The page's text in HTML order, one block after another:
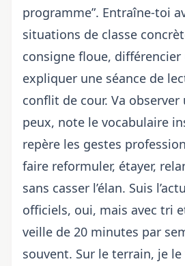
programme”. Entraîne-toi
situations de classe
consigne floue, différencier
expliquer une séance de
conflit de cour. Va observer
peux, note le vocabulaire
repère les gestes
faire reformuler, étayer,
sans casser l’élan. Suis
officiels, oui, mais avec tri
veille de 20 minutes par
souvent. Sur le terrain, je